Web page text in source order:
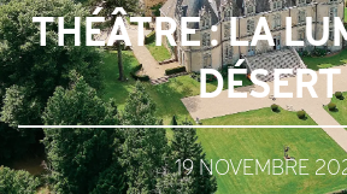
THÉÂTRE : LA
DÉSERT
19 NOVEMBRE